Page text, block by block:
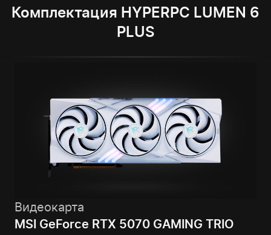
Комплектация HYPERPC LUMEN 6
PLUS
Видеокарта
MSI GeForce RTX 5070 GAMING TRIO